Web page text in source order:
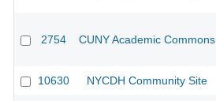
2754 CUNY Academic Commons
10630 NYCDH Community Site